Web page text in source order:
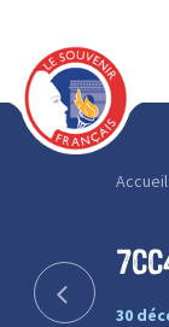
Accueil
30